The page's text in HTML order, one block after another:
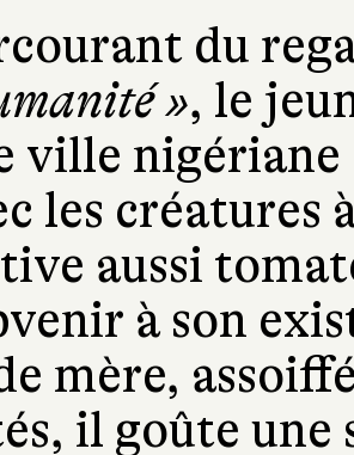
du
», le
ville
les créatures
aussi
à son
mère,
il goûte